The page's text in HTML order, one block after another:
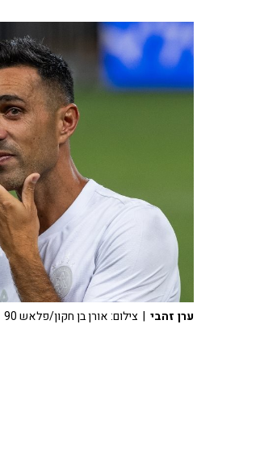
ערן זהבי | צילום: אורן בן חקון/פלאש 90